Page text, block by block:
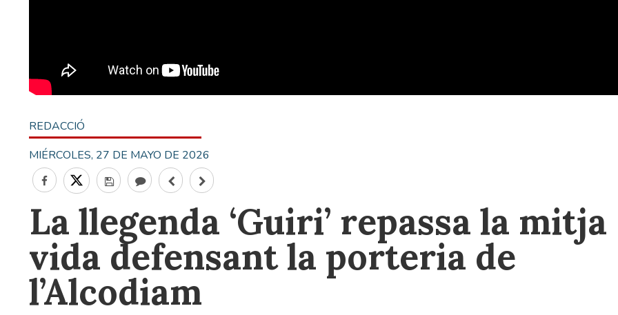
REDACCIÓ
MIÉRCOLES, 27 DE MAYO DE 2026
La llegenda ‘Guiri’ repassa la mitja
vida defensant la porteria de
l’Alcodiam